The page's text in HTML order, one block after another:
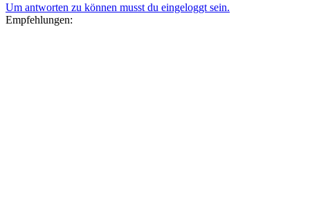
Um antworten zu können musst du eingeloggt sein.
Empfehlungen: